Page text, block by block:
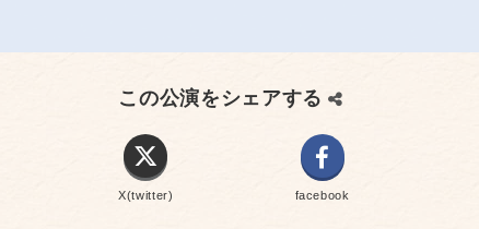
この公演をシェアする
X(twitter) facebook